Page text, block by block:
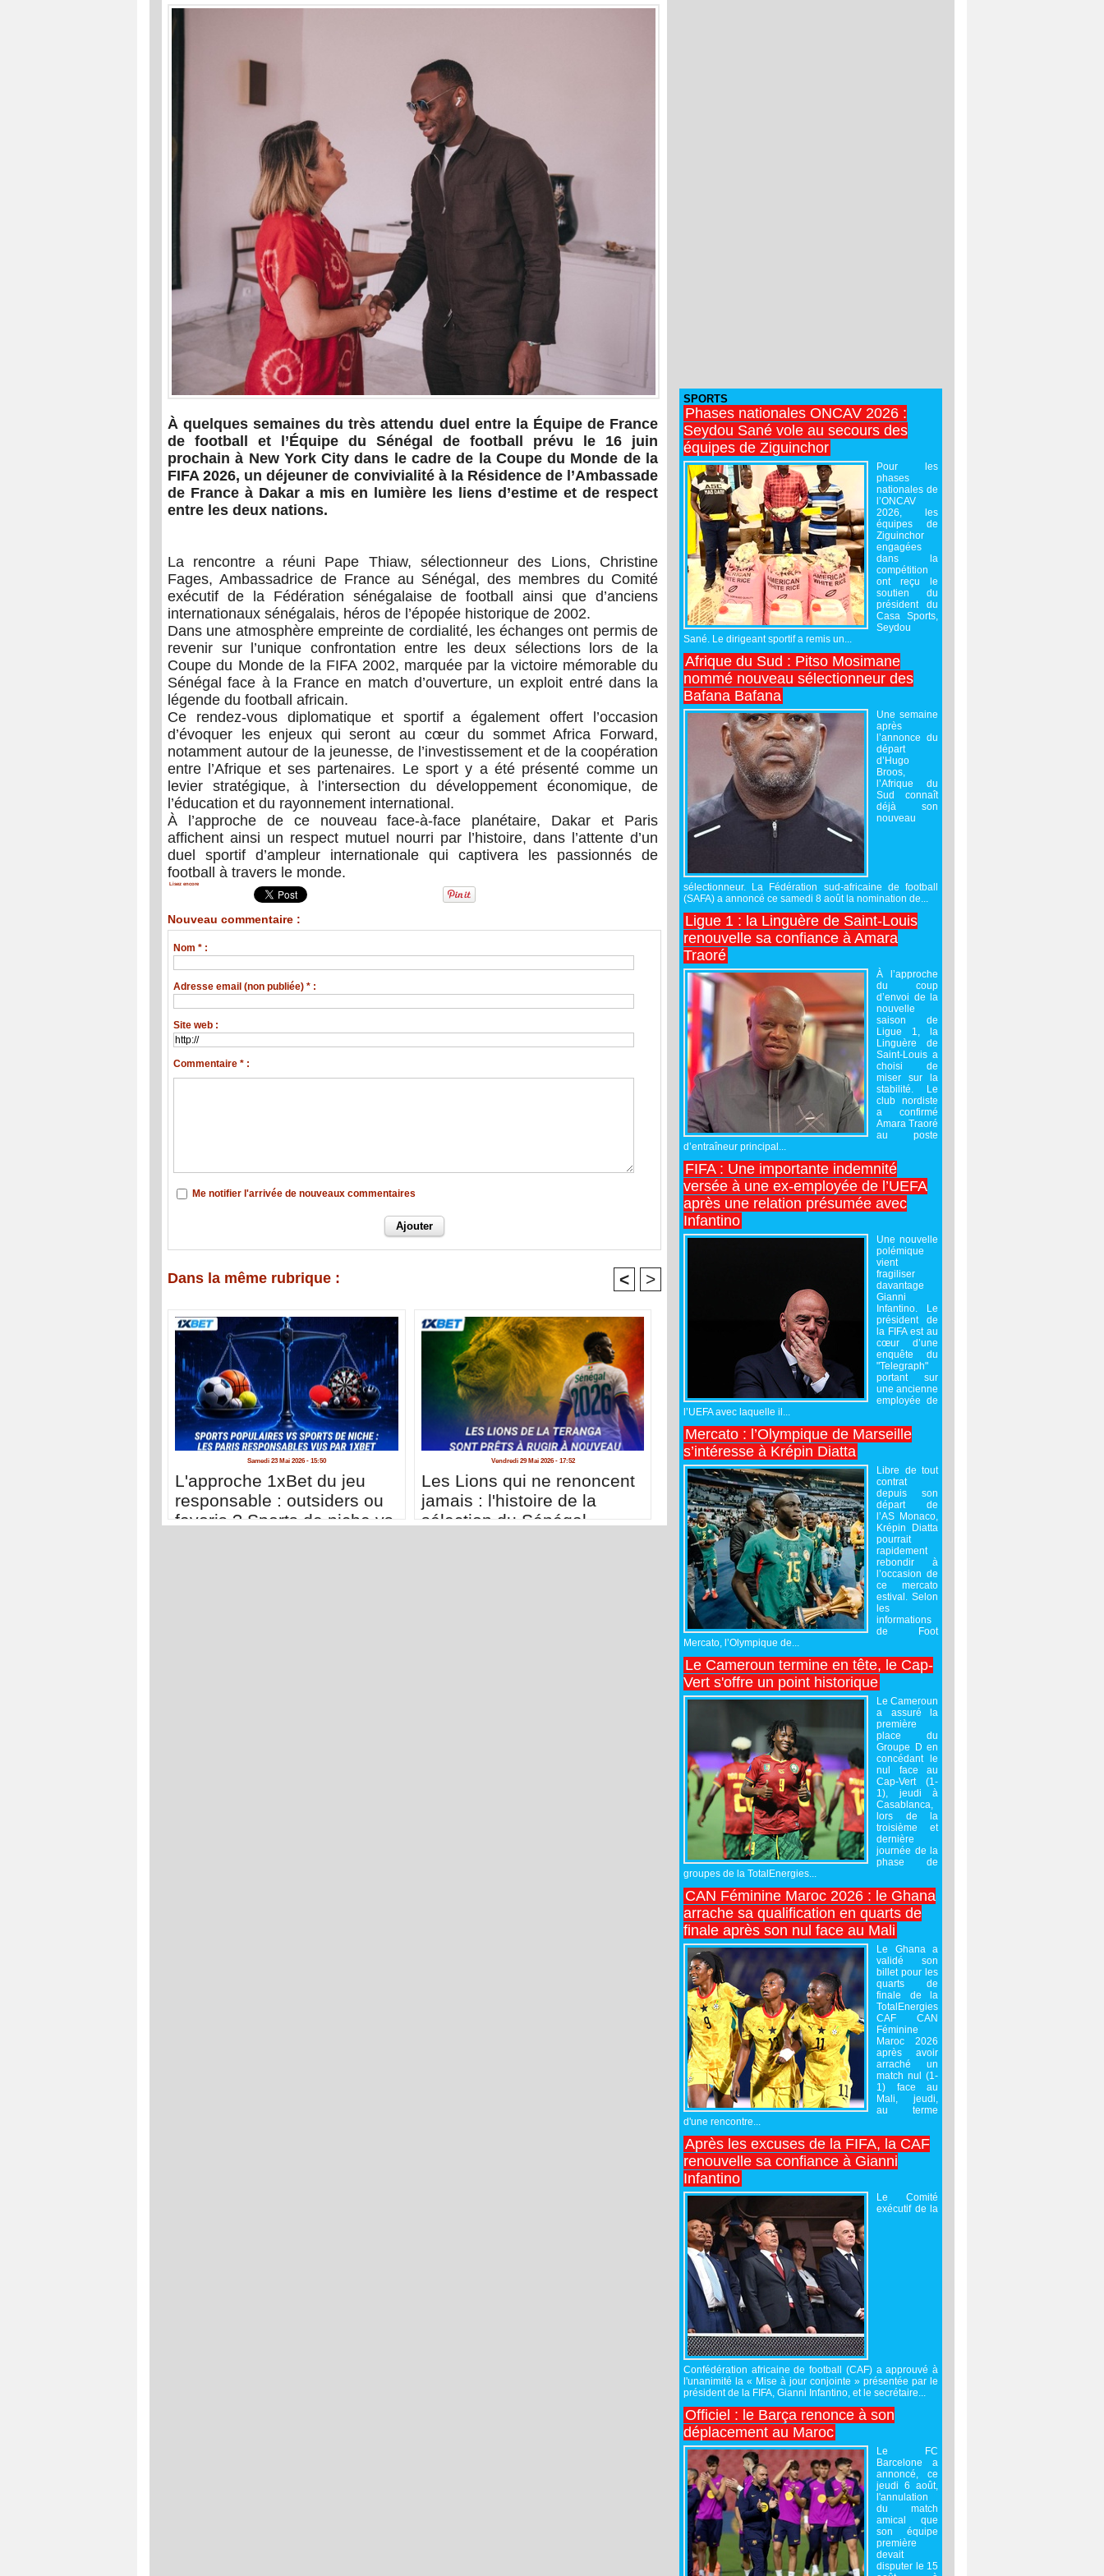
À quelques semaines du très attendu duel entre la Équipe de France
de football et l’Équipe du Sénégal de football prévu le 16 juin
prochain à New York City dans le cadre de la Coupe du Monde de la
FIFA 2026, un déjeuner de convivialité à la Résidence de l’Ambassade
de France à Dakar a mis en lumière les liens d’estime et de respect
entre les deux nations.
La rencontre a réuni Pape Thiaw, sélectionneur des Lions, Christine
Fages, Ambassadrice de France au Sénégal, des membres du Comité
exécutif de la Fédération sénégalaise de football ainsi que d’anciens
internationaux sénégalais, héros de l’épopée historique de 2002.
Dans une atmosphère empreinte de cordialité, les échanges ont permis de
revenir sur l’unique confrontation entre les deux sélections lors de la
Coupe du Monde de la FIFA 2002, marquée par la victoire mémorable du
Sénégal face à la France en match d’ouverture, un exploit entré dans la
légende du football africain.
Ce rendez-vous diplomatique et sportif a également offert l’occasion
d’évoquer les enjeux qui seront au cœur du sommet Africa Forward,
notamment autour de la jeunesse, de l’investissement et de la coopération
entre l’Afrique et ses partenaires. Le sport y a été présenté comme un
levier stratégique, à l’intersection du développement économique, de
l’éducation et du rayonnement international.
À l’approche de ce nouveau face-à-face planétaire, Dakar et Paris
affichent ainsi un respect mutuel nourri par l’histoire, dans l’attente d’un
duel sportif d’ampleur internationale qui captivera les passionnés de
football à travers le monde.
Lisez encore
Nouveau commentaire :
Nom * :
Adresse email (non publiée) * :
Site web :
Commentaire * :
Me notifier l'arrivée de nouveaux commentaires
Dans la même rubrique : < >
Samedi 23 Mai 2026 - 15:50
L'approche 1xBet du jeu
responsable : outsiders ou
favoris ? Sports de niche vs
Vendredi 29 Mai 2026 - 17:52
Les Lions qui ne renoncent
jamais : l'histoire de la
sélection du Sénégal
SPORTS
Phases nationales ONCAV 2026 :
Seydou Sané vole au secours des
équipes de Ziguinchor
Pour les
phases
nationales de
l’ONCAV
2026, les
équipes de
Ziguinchor
engagées
dans la
compétition
ont reçu le
soutien du
président du
Casa Sports,
Seydou
Sané. Le dirigeant sportif a remis un...
Afrique du Sud : Pitso Mosimane
nommé nouveau sélectionneur des
Bafana Bafana
Une semaine
après
l’annonce du
départ
d’Hugo
Broos,
l’Afrique du
Sud connaît
déjà son
nouveau
sélectionneur. La Fédération sud-africaine de football
(SAFA) a annoncé ce samedi 8 août la nomination de...
Ligue 1 : la Linguère de Saint-Louis
renouvelle sa confiance à Amara
Traoré
À l’approche
du coup
d’envoi de la
nouvelle
saison de
Ligue 1, la
Linguère de
Saint-Louis a
choisi de
miser sur la
stabilité. Le
club nordiste
a confirmé
Amara Traoré
au poste
d’entraîneur principal...
FIFA : Une importante indemnité
versée à une ex-employée de l’UEFA
après une relation présumée avec
Infantino
Une nouvelle
polémique
vient
fragiliser
davantage
Gianni
Infantino. Le
président de
la FIFA est au
cœur d’une
enquête du
"Telegraph"
portant sur
une ancienne
employée de
l’UEFA avec laquelle il...
Mercato : l’Olympique de Marseille
s’intéresse à Krépin Diatta
Libre de tout
contrat
depuis son
départ de
l’AS Monaco,
Krépin Diatta
pourrait
rapidement
rebondir à
l’occasion de
ce mercato
estival. Selon
les
informations
de Foot
Mercato, l’Olympique de...
Le Cameroun termine en tête, le Cap-
Vert s'offre un point historique
Le Cameroun
a assuré la
première
place du
Groupe D en
concédant le
nul face au
Cap-Vert (1-
1), jeudi à
Casablanca,
lors de la
troisième et
dernière
journée de la
phase de
groupes de la TotalEnergies...
CAN Féminine Maroc 2026 : le Ghana
arrache sa qualification en quarts de
finale après son nul face au Mali
Le Ghana a
validé son
billet pour les
quarts de
finale de la
TotalEnergies
CAF CAN
Féminine
Maroc 2026
après avoir
arraché un
match nul (1-
1) face au
Mali, jeudi,
au terme
d'une rencontre...
Après les excuses de la FIFA, la CAF
renouvelle sa confiance à Gianni
Infantino
Le Comité
exécutif de la
Confédération africaine de football (CAF) a approuvé à
l'unanimité la « Mise à jour conjointe » présentée par le
président de la FIFA, Gianni Infantino, et le secrétaire...
Officiel : le Barça renonce à son
déplacement au Maroc
Le FC
Barcelone a
annoncé, ce
jeudi 6 août,
l'annulation
du match
amical que
son équipe
première
devait
disputer le 15